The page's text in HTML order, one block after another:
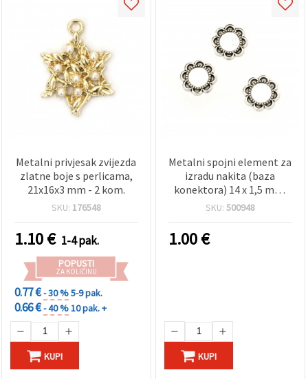
Metalni privjesak zvijezda
zlatne boje s perlicama,
21x16x3 mm - 2 kom.
SKU: 176548
1.10€ 1-4 pak.
POPUSTI
ZA KOLIČINU
0.77 €- 30 %5-9 pak.
0.66 €- 40 %10 pak. +
KUPI
Metalni spojni element za
izradu nakita (baza
konektora) 14 x 1,5 mm,
pločica 8 mm, antik
SKU: 500948
1.00€
KUPI